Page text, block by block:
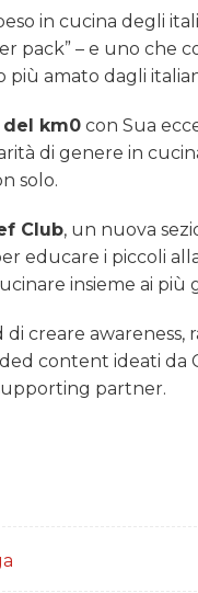
in cucina degli
pack” – e uno che
più amato dagli
del km0 con Sua
di genere in
solo.
Club, un nuova
educare i piccoli
insieme ai più
creare
content ideati da
partner.